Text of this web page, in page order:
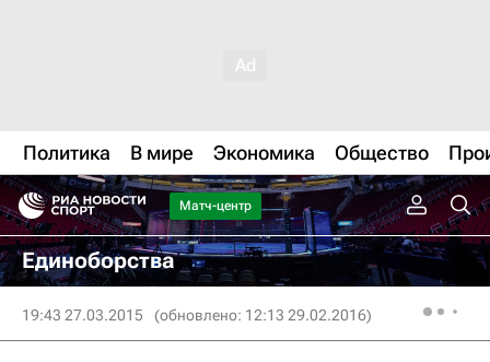
Политика В мире Экономика Общество
Матч-центр
Единоборства
19:43 27.03.2015 (обновлено: 12:13 29.02.2016)